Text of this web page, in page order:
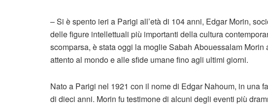
– Si è spento ieri a Parigi all’età di 104 anni, Edgar Morin,
delle figure intellettuali più importanti della cultura
scomparsa, è stata oggi la moglie Sabah Abouessalam Morin
attento al mondo e alle sfide umane fino agli ultimi giorni.
Nato a Parigi nel 1921 con il nome di Edgar Nahoum, in una
di dieci anni. Morin fu testimone di alcuni degli eventi più